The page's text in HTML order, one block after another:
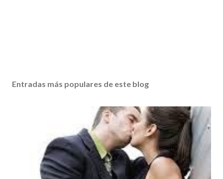
Entradas más populares de este blog